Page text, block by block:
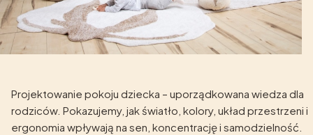
Projektowanie pokoju dziecka – uporządkowana wiedza dla
rodziców. Pokazujemy, jak światło, kolory, układ przestrzeni i
ergonomia wpływają na sen, koncentrację i samodzielność.